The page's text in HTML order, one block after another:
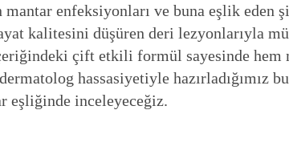
enfeksiyonları ve buna eşlik
kalitesini düşüren deri lezyonlarıyla
çift etkili formül sayesinde
hassasiyetiyle hazırladığımız
eşliğinde inceleyeceğiz.